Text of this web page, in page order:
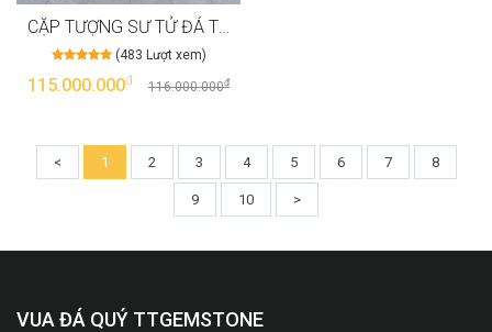
CẶP TƯỢNG SƯ TỬ ĐÁ TRẮNG TỰ NHIÊN NGUYÊN KHỐI, CAO 110CM T3970
(483 Lượt xem)
115.000.000đ 116.000.000đ
< 1 2 3 4 5 6 7 8
9 10 >
VUA ĐÁ QUÝ TTGEMSTONE